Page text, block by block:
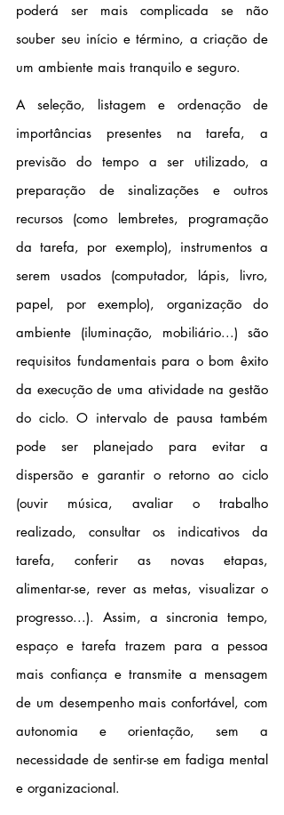
poderá ser mais complicada se não
souber seu início e término, a criação de
um ambiente mais tranquilo e seguro.
A seleção, listagem e ordenação de
importâncias presentes na tarefa, a
previsão do tempo a ser utilizado, a
preparação de sinalizações e outros
recursos (como lembretes, programação
da tarefa, por exemplo), instrumentos a
serem usados (computador, lápis, livro,
papel, por exemplo), organização do
ambiente (iluminação, mobiliário...) são
requisitos fundamentais para o bom êxito
da execução de uma atividade na gestão
do ciclo. O intervalo de pausa também
pode ser planejado para evitar a
dispersão e garantir o retorno ao ciclo
(ouvir música, avaliar o trabalho
realizado, consultar os indicativos da
tarefa, conferir as novas etapas,
alimentar-se, rever as metas, visualizar o
progresso...). Assim, a sincronia tempo,
espaço e tarefa trazem para a pessoa
mais confiança e transmite a mensagem
de um desempenho mais confortável, com
autonomia e orientação, sem a
necessidade de sentir-se em fadiga mental
e organizacional.